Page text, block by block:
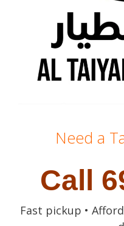
Need a
Call
Fast pickup •